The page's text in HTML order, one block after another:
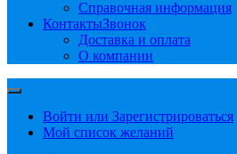
Справочная информация
КонтактыЗвонок
Доставка и оплата
О компании
Войти или Зарегистрироваться
Мой список желаний